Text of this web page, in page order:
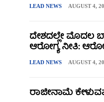
LEAD NEWS AUGUST 4,
ದೇಶದಲ್ಲೇ
ಆರೋಗ್ಯ ನೀತಿ:
LEAD NEWS AUGUST 4,
ರಾಜೀನಾಮೆ